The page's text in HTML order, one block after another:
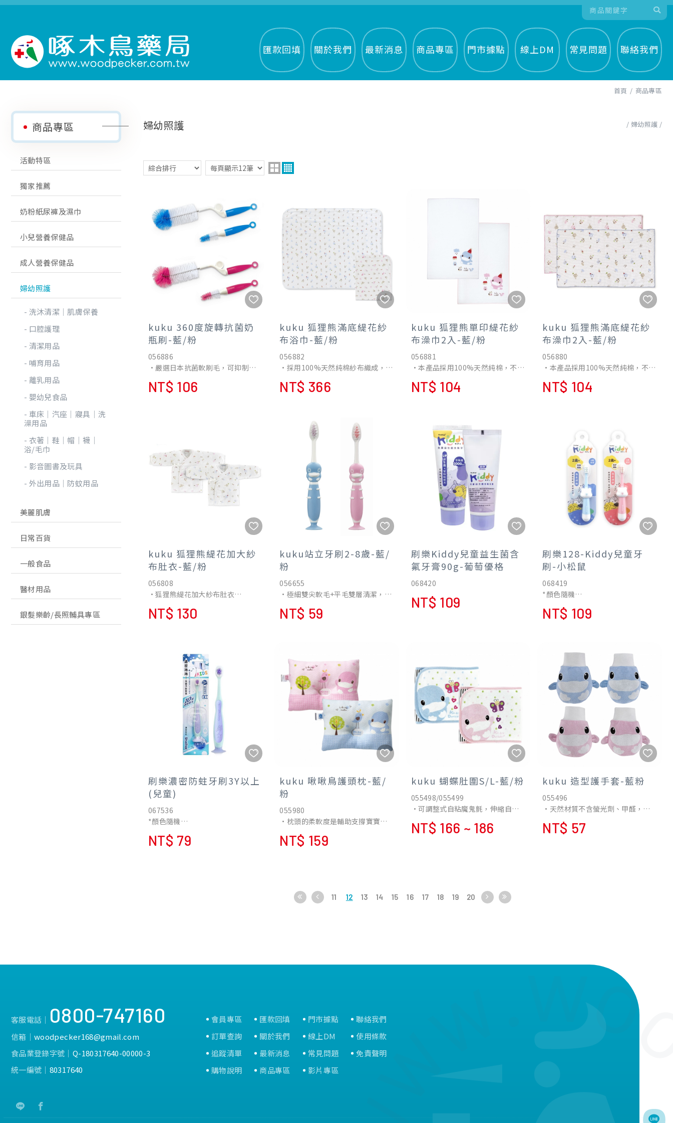
匯款回填 關於我們 最新消息 商品專區 門市據點 線上DM 常見問題 聯絡我們
首頁 商品專區
商品專區
活動特區
獨家推薦
奶粉紙尿褲及濕巾
小兒營養保健品
成人營養保健品
婦幼照護
洗沐清潔│肌膚保養
口腔護理
清潔用品
哺育用品
離乳用品
嬰幼兒食品
車床│汽座│寢具│洗
澡用品
衣著│鞋│帽│襪│
浴/毛巾
影音圖書及玩具
外出用品│防蚊用品
美麗肌膚
日常百貨
一般食品
醫材用品
銀髮樂齡/長照輔具專區
婦幼照護 婦幼照護
kuku 360度旋轉抗菌奶
瓶刷-藍/粉
056886
•嚴選日本抗菌軟刷毛，可抑制細
菌的繁殖、附著。 (抗菌效果可長達
3年，使用約1000次)
用。
NT$ 106
kuku 狐狸熊滿底緹花紗
布浴巾-藍/粉
056882
•採用100%天然純棉紗布織成，經
特殊處理後，柔軟舒適，且不含螢
光劑，保護寶寶柔嫩肌膚。
使用最適當，溫馨您的寶貝，是聰
明媽媽的好選擇。
NT$ 366
kuku 狐狸熊單印緹花紗
布澡巾2入-藍/粉
056881
•本產品採用100%天然純棉，不含
螢光劑，柔軟舒適，保護寶寶柔嫩
肌膚。
NT$ 104
kuku 狐狸熊滿底緹花紗
布澡巾2入-藍/粉
056880
•本產品採用100%天然純棉，不含
螢光劑，柔軟舒適，保護寶寶柔嫩
肌膚。
NT$ 104
kuku 狐狸熊緹花加大紗
布肚衣-藍/粉
056808
•狐狸熊緹花加大紗布肚衣
•採用100%天然純棉紗布織成，柔
軟舒適，且不含螢光劑，保護寶寶
NT$ 130
kuku站立牙刷2-8歲-藍/
粉
056655
•極細雙尖軟毛+平毛雙層清潔，能
輕柔按摩牙齦以及深入齒縫，徹底
潔淨牙齒且不傷琺瑯質。
苔及預防口腔異味。
•吸盤站立設計，方便取放，可以
防止掉落、保持乾燥。
NT$ 59
刷樂Kiddy兒童益生菌含
氟牙膏90g-葡萄優格
068420
NT$ 109
刷樂128-Kiddy兒童牙
刷-小松鼠
068419
*顏色隨機
2歲以上適用，立體Q萌造型
溫柔潔淨同時護齦
NT$ 109
刷樂濃密防蛀牙刷3Y以上
(兒童)
067536
*顏色隨機
超濃密! 10倍濃密軟毛，呵護兒童牙
周
NT$ 79
kuku 啾啾鳥護頭枕-藍/
粉
055980
•枕頭的柔軟度是輔助支撐寶寶頸
椎的重要關鍵，增加寶寶入睡安全
感，讓寶寶頭型更漂亮。
•純棉布套，採細紗紡織柔軟細緻
NT$ 159
kuku 蝴蝶肚圍S/L-藍/粉
055498/055499
•可調整式自粘魔鬼氈，伸縮自
•鋪棉材質，可保護、保暖寶寶的
NT$ 166 ~ 186
kuku 造型護手套-藍粉
055496
•天然材質不含螢光劑、甲醛，使
用更安心
•採用美國純棉花織成高品質純棉
NT$ 57
11 12 13 14 15 16 17 18 19 20
客服電話│ 0800-747160
信箱│woodpecker168@gmail.com
食品業登錄字號│ Q-180317640-00000-3
統一編號│ 80317640
會員專區
訂單查詢
追蹤清單
購物說明
匯款回填
關於我們
最新消息
商品專區
門市據點
線上DM
常見問題
影片專區
聯絡我們
使用條款
免責聲明